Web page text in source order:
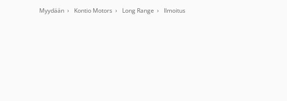
Myydään Kontio Motors Long Range Ilmoitus